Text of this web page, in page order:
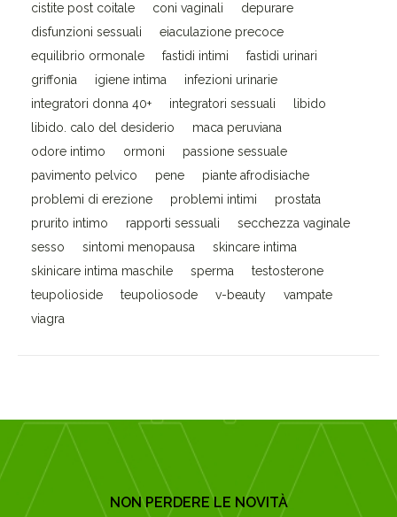
cistite post coitale
coni vaginali
depurare
disfunzioni sessuali
eiaculazione precoce
equilibrio ormonale
fastidi intimi
fastidi urinari
griffonia
igiene intima
infezioni urinarie
integratori donna 40+
integratori sessuali
libido
libido. calo del desiderio
maca peruviana
odore intimo
ormoni
passione sessuale
pavimento pelvico
pene
piante afrodisiache
problemi di erezione
problemi intimi
prostata
prurito intimo
rapporti sessuali
secchezza vaginale
sesso
sintomi menopausa
skincare intima
skinicare intima maschile
sperma
testosterone
teupolioside
teupoliosode v-beauty
vampate
viagra
NON PERDERE LE NOVITÀ